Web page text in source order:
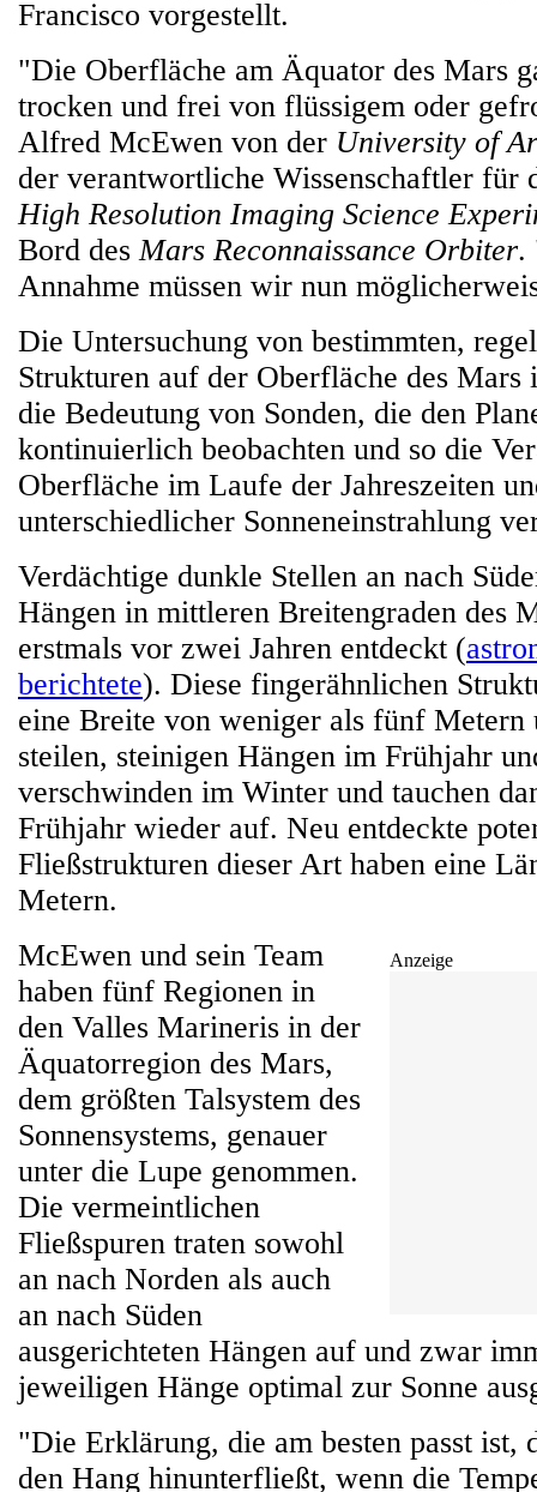
Francisco vorgestellt.
"Die Oberfläche am Äquator des Mars
trocken und frei von flüssigem oder
Alfred McEwen von der University of
der verantwortliche Wissenschaftler für
High Resolution Imaging Science
Bord desMars Reconnaissance Orbiter.
Annahme müssen wir nun
Die Untersuchung von bestimmten,
Strukturen auf der Oberfläche des
die Bedeutung von Sonden, die den
kontinuierlich beobachten und so die
Oberfläche im Laufe der Jahreszeiten
unterschiedlicher Sonneneinstrahlung
Verdächtige dunkle Stellen an nach
Hängen in mittleren Breitengraden des
erstmals vor zwei Jahren entdeckt (
berichtete). Diese fingerähnlichen
eine Breite von weniger als fünf Metern
steilen, steinigen Hängen im Frühjahr
verschwinden im Winter und tauchen
Frühjahr wieder auf. Neu entdeckte
Fließstrukturen dieser Art haben eine
Metern.
Anzeige
McEwen und sein Team
haben fünf Regionen in
den Valles Marineris in der
Äquatorregion des Mars,
dem größten Talsystem des
Sonnensystems, genauer
unter die Lupe genommen.
Die vermeintlichen
Fließspuren traten sowohl
an nach Norden als auch
an nach Süden
ausgerichteten Hängen auf und zwar
jeweiligen Hänge optimal zur Sonne
"Die Erklärung, die am besten passt ist,
den Hang hinunterfließt, wenn die